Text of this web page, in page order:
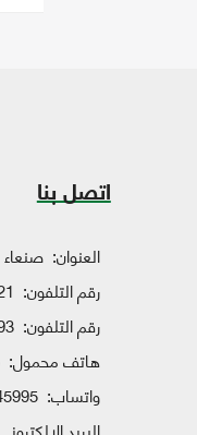
اتصل بنا
العنوان:
رقم التلفون:
رقم التلفون:
هاتف محمول:
واتساب: 770445995